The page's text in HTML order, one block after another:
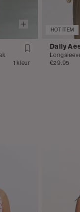
1 kleur
HOT ITEM
Daily
€29.95